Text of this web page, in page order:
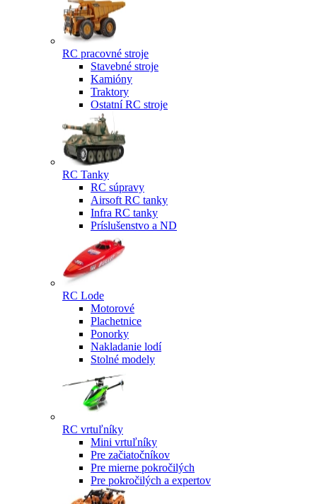
RC pracovné stroje
Stavebné stroje
Kamióny
Traktory
Ostatní RC stroje
RC Tanky
RC súpravy
Airsoft RC tanky
Infra RC tanky
Príslušenstvo a ND
RC Lode
Motorové
Plachetnice
Ponorky
Nakladanie lodí
Stolné modely
RC vrtuľníky
Mini vrtuľníky
Pre začiatočníkov
Pre mierne pokročilých
Pre pokročilých a expertov